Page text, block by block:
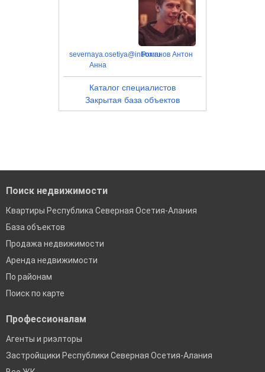
severnaya.osetiya@inbox.ru
Анна
Романов Антон
Каталог специалистов
Закрытая база объектов
Поиск недвижимости
Квартиры Республика Северная Осетия-Алания
База объектов
Продажа недвижимости
Аренда недвижимости
По районам
Поиск по карте
Профессионалам
Агенты и риэлторы
Застройщики Республики Северная Осетия-Алания